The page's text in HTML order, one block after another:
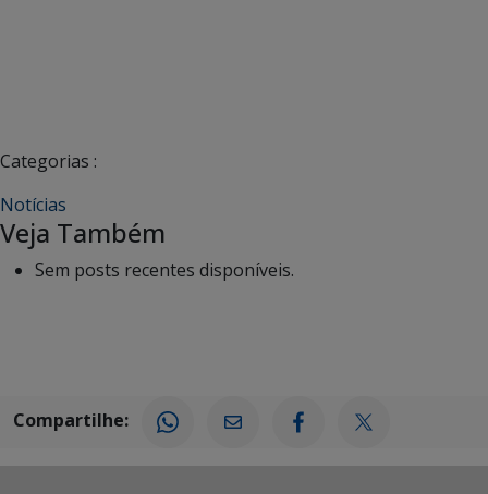
Categorias :
Notícias
Veja Também
Sem posts recentes disponíveis.
Compartilhe: